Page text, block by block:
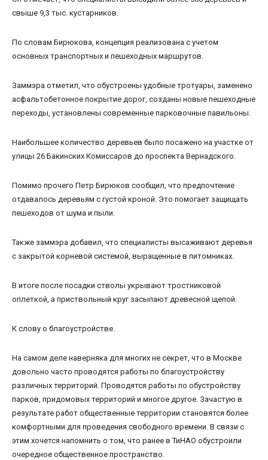
свыше 9,3 тыс. кустарников.
По словам Бирюкова, концепция реализована с учетом
основных транспортных и пешеходных маршрутов.
Заммэра отметил, что обустроены удобные тротуары, заменено
асфальтобетонное покрытие дорог, созданы новые пешеходные
переходы, установлены современные парковочные павильоны.
Наибольшее количество деревьев было посажено на участке от
улицы 26 Бакинских Комиссаров до проспекта Вернадского.
Помимо прочего Петр Бирюков сообщил, что предпочтение
отдавалось деревьям с густой кроной. Это помогает защищать
пешеходов от шума и пыли.
Также заммэра добавил, что специалисты высаживают деревья
с закрытой корневой системой, выращенные в питомниках.
В итоге после посадки стволы укрывают тростниковой
оплеткой, а приствольный круг засыпают древесной щепой.
К слову о благоустройстве.
На самом деле наверняка для многих не секрет, что в Москве
довольно часто проводятся работы по благоустройству
различных территорий. Проводятся работы по обустройству
парков, придомовых территорий и многое другое. Зачастую в
результате работ общественные территории становятся более
комфортными для проведения свободного времени. В связи с
этим хочется напомнить о том, что ранее в ТиНАО обустроили
очередное общественное пространство.